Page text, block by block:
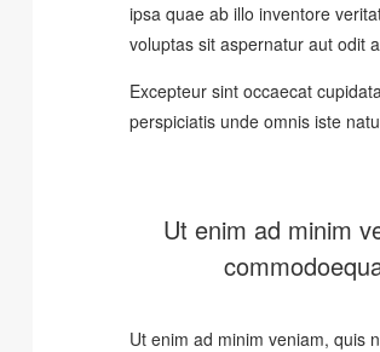
ipsa quae ab illo inventore
voluptas sit aspernatur aut odit
Excepteur sint occaecat
perspiciatis unde omnis iste
Ut enim ad minim
Ut enim ad minim veniam, quis